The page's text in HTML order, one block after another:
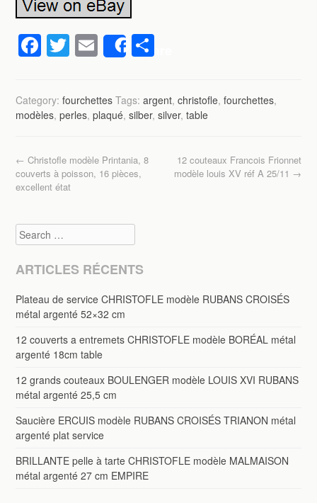
F
a
c
e
o
o
T
wi
tt
er
E
m
ail
Share
ta
g
Category:fourchettes Tags:argent,christofle,fourchettes,
modèles,perles,plaqué,silber,silver,table
Post navigation
← Christofle modèle Printania, 8
couverts à poisson, 16 pièces,
excellent état
12 couteaux Francois Frionnet
modèle louis XV réf A 25/11 →
Search
ARTICLES RÉCENTS
Plateau de service CHRISTOFLE modèle RUBANS CROISÉS
métal argenté 52×32 cm
12 couverts a entremets CHRISTOFLE modèle BORÉAL métal
argenté 18cm table
12 grands couteaux BOULENGER modèle LOUIS XVI RUBANS
métal argenté 25,5 cm
Saucière ERCUIS modèle RUBANS CROISÉS TRIANON métal
argenté plat service
BRILLANTE pelle à tarte CHRISTOFLE modèle MALMAISON
métal argenté 27 cm EMPIRE